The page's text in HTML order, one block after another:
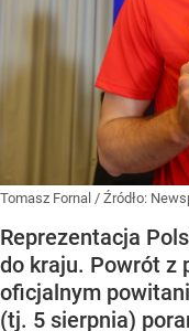
Tomasz Fornal / Źródło:
Reprezentacja
do kraju. Powrót z
oficjalnym
(tj. 5 sierpnia)